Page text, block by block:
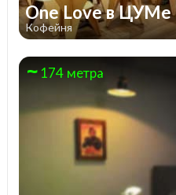
One Love в ЦУМе
Кофейня
174 метра